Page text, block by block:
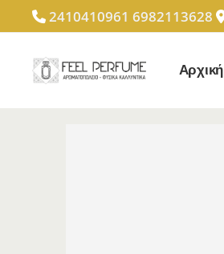
24104109616982113628
Αρχική